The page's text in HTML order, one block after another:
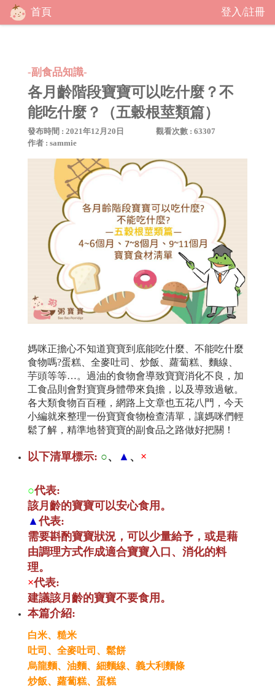
首頁 登入/註冊
-副食品知識-
各月齡階段寶寶可以吃什麼？不
能吃什麼？（五穀根莖類篇）
發布時間 : 2021年12月20日
觀看次數 : 63307
作者 : sammie
媽咪正擔心不知道寶寶到底能吃什麼、不能吃什麼
食物嗎?蛋糕、全麥吐司、炒飯、蘿蔔糕、麵線、
芋頭等等…。過油的食物會導致寶寶消化不良，加
工食品則會對寶寶身體帶來負擔，以及導致過敏。
各大類食物百百種，網路上文章也五花八門，今天
小編就來整理一份寶寶食物檢查清單，讓媽咪們輕
鬆了解，精準地替寶寶的副食品之路做好把關！
以下清單標示: ○、 ▲ 、 ×
○代表:
該月齡的寶寶可以安心食用。
▲代表:
需要斟酌寶寶狀況，可以少量給予，或是藉
由調理方式作成適合寶寶入口、消化的料
理。
×代表:
建議該月齡的寶寶不要食用。
本篇介紹:
白米、糙米
吐司、全麥吐司、鬆餅
烏龍麵、油麵、細麵線、義大利麵條
炒飯、蘿蔔糕、蛋糕